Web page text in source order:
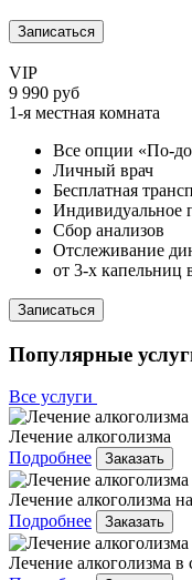
Записаться
VIP
9 990 руб
1-я местная комната
Все опции «По-
Личный врач
Бесплатная
Индивидуальное
Сбор анализов
Отслеживание
от 3-х капельниц
Записаться
Популярные
Все услуги
Лечение алкоголизма
Подробнее
Заказать
Лечение алкоголизма
Подробнее
Заказать
Лечение алкоголизма в